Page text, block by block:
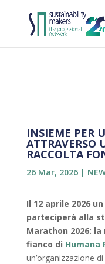
INSIEME PER
ATTRAVERSO
RACCOLTA
26 Mar, 2026|
Il 12 aprile 2026
parteciperà alla
Marathon 2026: la
fianco di Humana
un’organizzazione